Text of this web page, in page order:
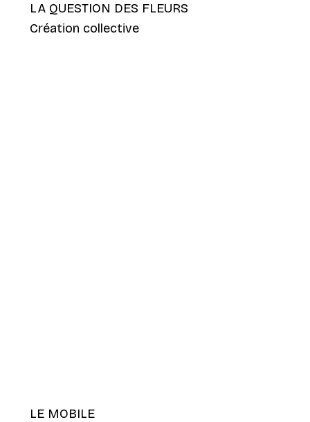
LA QUESTION DES FLEURS
Création collective
LE MOBILE